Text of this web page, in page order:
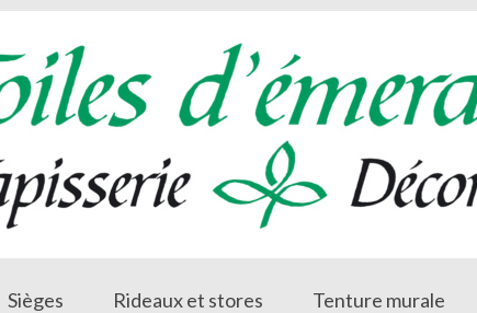
Sièges Rideaux et stores Tenture murale